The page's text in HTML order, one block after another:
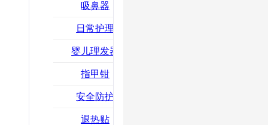
吸鼻器
日常护理
婴儿理发器
指甲钳
安全防护
退热贴